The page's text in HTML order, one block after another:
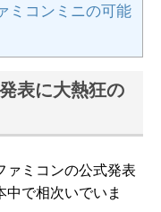
ミコンミニの可能
表に大熱狂の
ァミコンの公式発表
で相次いでいま